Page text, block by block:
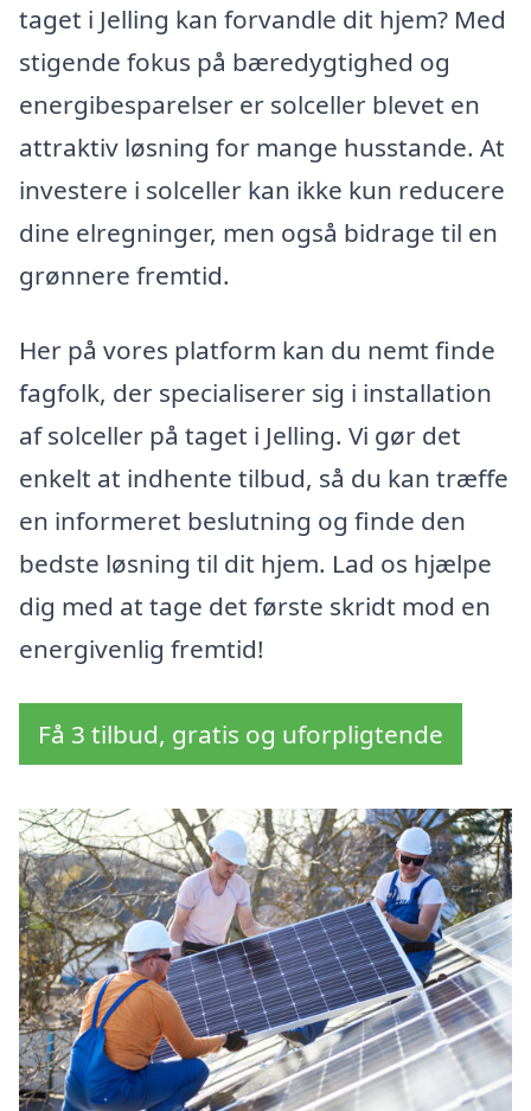
taget i Jelling kan forvandle dit hjem? Med
stigende fokus på bæredygtighed og
energibesparelser er solceller blevet en
attraktiv løsning for mange husstande. At
investere i solceller kan ikke kun reducere
dine elregninger, men også bidrage til en
grønnere fremtid.
Her på vores platform kan du nemt finde
fagfolk, der specialiserer sig i installation
af solceller på taget i Jelling. Vi gør det
enkelt at indhente tilbud, så du kan træffe
en informeret beslutning og finde den
bedste løsning til dit hjem. Lad os hjælpe
dig med at tage det første skridt mod en
energivenlig fremtid!
Få 3 tilbud, gratis og uforpligtende